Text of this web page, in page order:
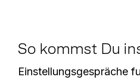
So kommst Du
Einstellungsgespräche